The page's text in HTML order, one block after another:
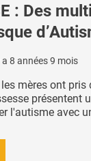
: Des
a 8 années 9 mois
mères ont
présentent
l'autisme avec